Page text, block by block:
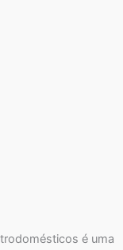
é uma